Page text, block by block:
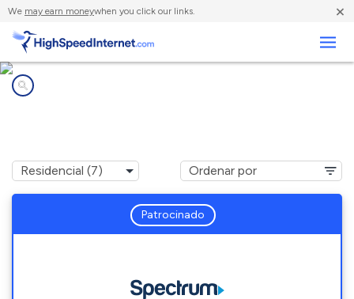
We may earn moneywhen you click our links. ×
Patrocinado